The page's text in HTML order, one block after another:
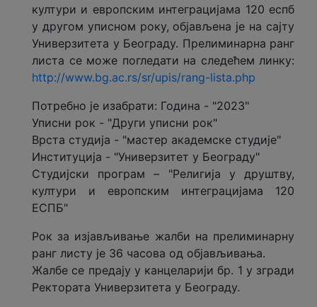
култури и европским интеграцијама 120 еспб
у другом уписном року, објављена је на сајту
Универзитета у Београду. Прелиминарна ранг
листа се може погледати на следећем линку:
http://www.bg.ac.rs/sr/upis/rang-lista.php
Потребно је изабрати: Година - "2023"
Уписни рок - "Други уписни рок"
Врста студија - "мастер академске студије"
Институција - "Универзитет у Београду"
Студијски програм – "Религија у друштву,
култури и европским интеграцијама 120
ЕСПБ"
Рок за изјављивање жалби на прелиминарну
ранг листу је 36 часова од објављивања.
Жалбе се предају у канцеларији бр. 1 у згради
Ректората Универзитета у Београду.